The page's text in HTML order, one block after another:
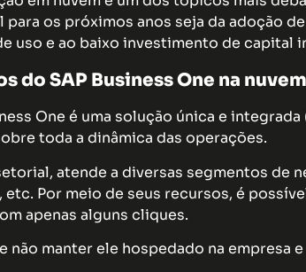
para os próximos anos seja da adoção
uso e ao baixo investimento de capital
do SAP Business One na nuvem
One é uma solução única e
toda a dinâmica das operações.
atende a diversas segmentos de
etc. Por meio de seus recursos, é
apenas alguns cliques.
não manter ele hospedado na empresa